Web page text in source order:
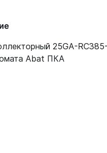
25GA-
Abat ПКА